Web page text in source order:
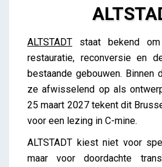
ALTSTADT
ALTSTADT staat bekend
restauratie, reconversie en
bestaande gebouwen. Binnen
ze afwisselend op als
25 maart 2027 tekent dit
voor een lezing in C-mine.
ALTSTADT kiest niet voor
maar voor doordachte